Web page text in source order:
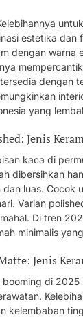
estetika dan
dengan
dengan
yang
Jenis
kaca di
dibersihkan
luas. Cocok
Varian
Di tren
minimalis
Jenis
di
kelembaban